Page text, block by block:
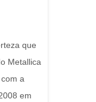
que
Metallica
a
em